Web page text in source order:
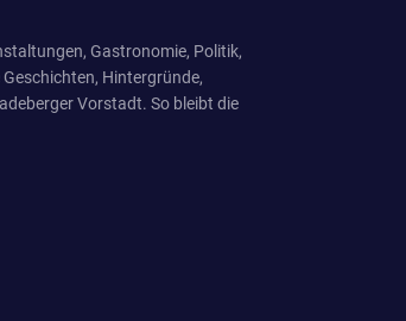
Gastronomie, Politik,
Hintergründe,
Vorstadt. So bleibt die